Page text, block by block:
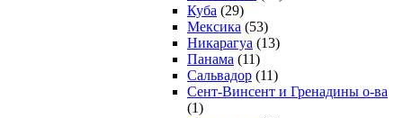
Куба (29)
Мексика (53)
Никарагуа (13)
Панама (11)
Сальвадор (11)
Сент-Винсент и Гренадины о-ва
(1)